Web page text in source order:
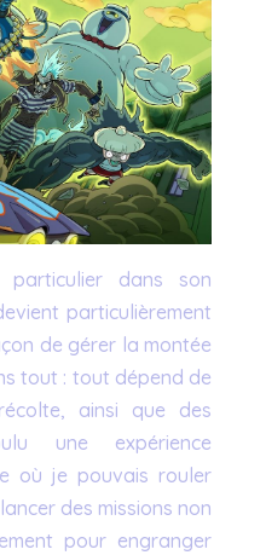
dans son
particulièrement
de gérer la montée
tout : tout dépend de
ainsi que des
une expérience
où je pouvais rouler
des missions non
pour engranger